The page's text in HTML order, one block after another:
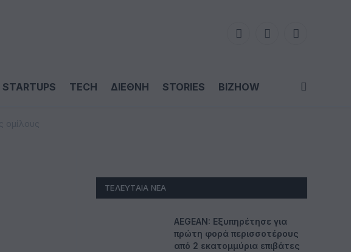
FacebookLinkedIn
X
STARTUPS TECH ΔΙΕΘΝΗ STORIES BIZHOW
ΤΕΛΕΥΤΑΊΑ ΝΈΑ
AEGEAN: Εξυπηρέτησε για
πρώτη φορά περισσοτέρους
από 2 εκατομμύρια επιβάτες